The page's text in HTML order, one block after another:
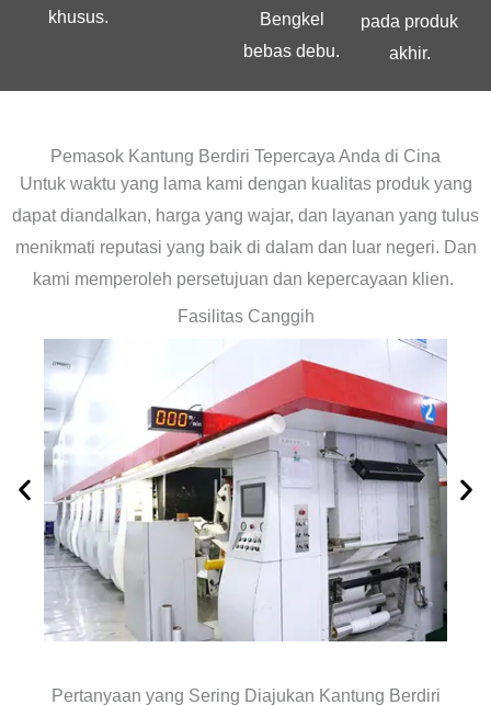
khusus.
Bengkel
bebas debu.
pada produk
akhir.
Pemasok Kantung Berdiri Tepercaya Anda di Cina
Untuk waktu yang lama kami dengan kualitas produk yang
dapat diandalkan, harga yang wajar, dan layanan yang tulus
menikmati reputasi yang baik di dalam dan luar negeri. Dan
kami memperoleh persetujuan dan kepercayaan klien.
Fasilitas Canggih
Pertanyaan yang Sering Diajukan Kantung Berdiri